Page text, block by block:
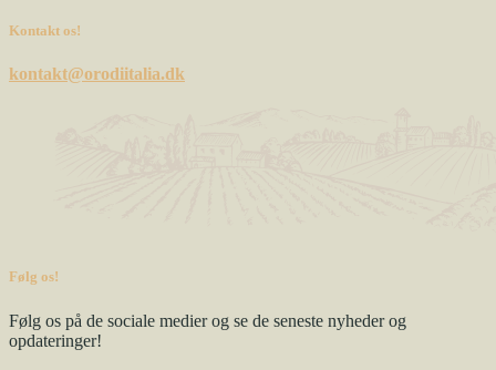
Kontakt os!
kontakt@orodiitalia.dk
Følg os!
Følg os på de sociale medier og se de seneste nyheder og
opdateringer!